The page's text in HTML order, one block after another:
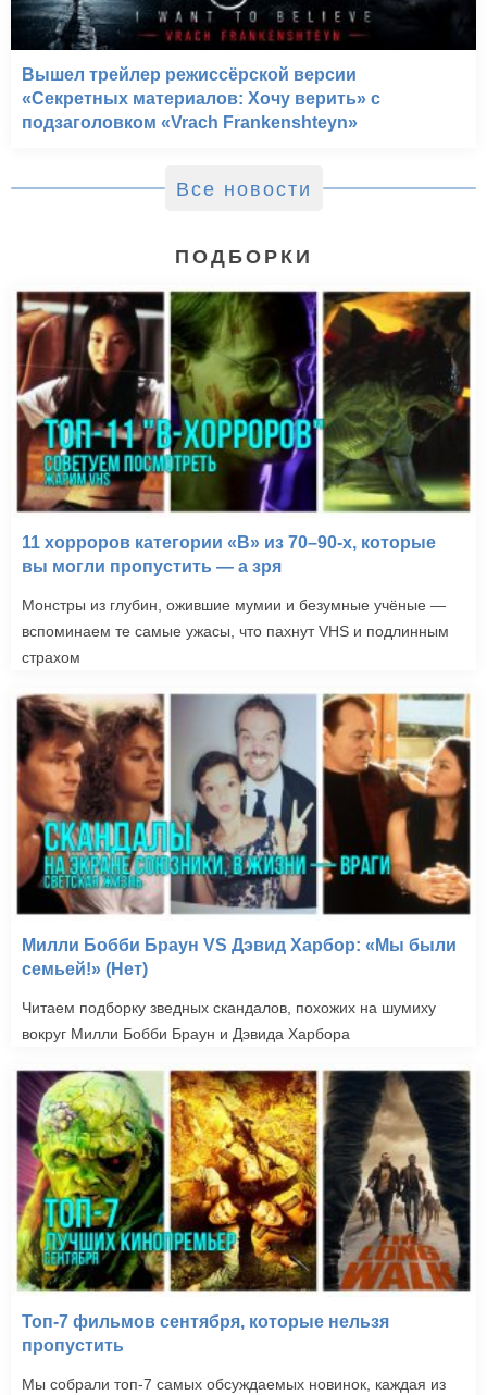
Вышел трейлер режиссёрской версии
«Секретных материалов: Хочу верить» с
подзаголовком «Vrach Frankenshteyn»
Все новости
ПОДБОРКИ
11 хорроров категории «B» из 70–90-х, которые
вы могли пропустить — а зря
Монстры из глубин, ожившие мумии и безумные учёные —
вспоминаем те самые ужасы, что пахнут VHS и подлинным
страхом
Милли Бобби Браун VS Дэвид Харбор: «Мы были
семьей!» (Нет)
Читаем подборку зведных скандалов, похожих на шумиху
вокруг Милли Бобби Браун и Дэвида Харбора
Топ-7 фильмов сентября, которые нельзя
пропустить
Мы собрали топ-7 самых обсуждаемых новинок, каждая из